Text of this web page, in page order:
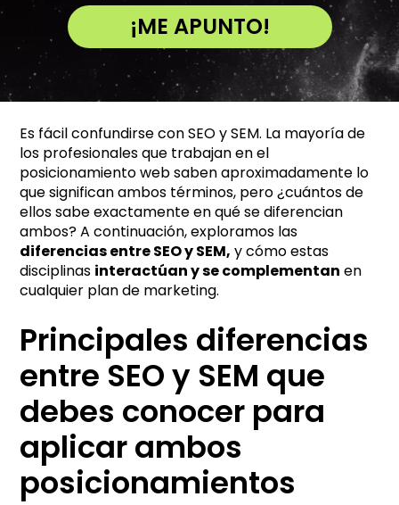
¡ME APUNTO!
t
r
n
a
t
i
v
e
:
Es fácil confundirse con SEO y SEM. La mayoría de
los profesionales que trabajan en el
posicionamiento web saben aproximadamente lo
que significan ambos términos, pero ¿cuántos de
ellos sabe exactamente en qué se diferencian
ambos? A continuación, exploramos las
diferencias entre SEO y SEM, y cómo estas
disciplinas interactúan y se complementan en
cualquier plan de marketing.
Principales diferencias
entre SEO y SEM que
debes conocer para
aplicar ambos
posicionamientos